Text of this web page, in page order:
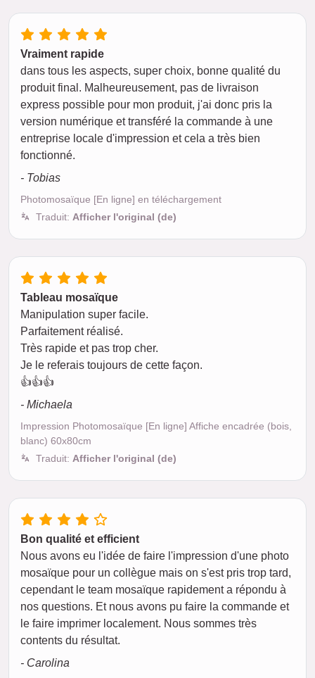
Vraiment rapide
dans tous les aspects, super choix, bonne qualité du
produit final. Malheureusement, pas de livraison
express possible pour mon produit, j'ai donc pris la
version numérique et transféré la commande à une
entreprise locale d'impression et cela a très bien
fonctionné.
- Tobias
Photomosaïque [En ligne] en téléchargement
Traduit: Afficher l'original (de)
Tableau mosaïque
Manipulation super facile.
Parfaitement réalisé.
Très rapide et pas trop cher.
Je le referais toujours de cette façon.
👍👍👍
- Michaela
Impression Photomosaïque [En ligne] Affiche encadrée (bois,
blanc) 60x80cm
Traduit: Afficher l'original (de)
Bon qualité et efficient
Nous avons eu l'idée de faire l'impression d'une photo
mosaïque pour un collègue mais on s'est pris trop tard,
cependant le team mosaïque rapidement a répondu à
nos questions. Et nous avons pu faire la commande et
le faire imprimer localement. Nous sommes très
contents du résultat.
- Carolina